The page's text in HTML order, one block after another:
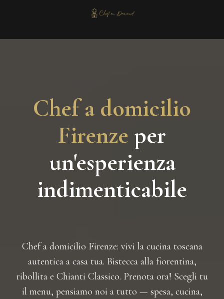
Chef a domicilio
Firenze per
un'esperienza
indimenticabile
Chef a domicilio Firenze: vivi la cucina toscana
autentica a casa tua. Bistecca alla fiorentina,
ribollita e Chianti Classico. Prenota ora! Scegli tu
il menu, pensiamo noi a tutto — spesa, cucina,